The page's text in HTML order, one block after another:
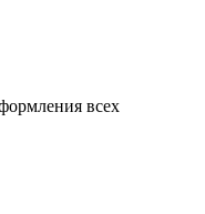
всех